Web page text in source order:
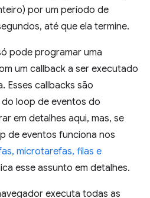
por um período de
até que ela termine.
pode programar uma
um callback a ser executado
Esses callbacks são
loop de eventos do
em detalhes aqui, mas, se
de eventos funciona nos
microtarefas, filas e
esse assunto em detalhes.
executa todas as